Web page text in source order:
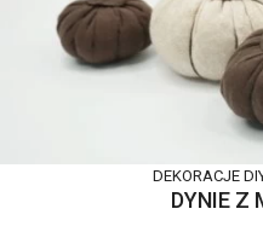
DEKORACJE
DYNIE Z